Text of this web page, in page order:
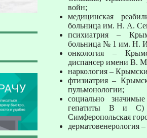
войн;
медицинская
больница им. Н. А.
психиатрия –
больница № 1 им. Н.
онкология –
диспансер имени В.
наркология –
фтизиатрия –
пульмонологии;
социально
гепатиты В и С)
Симферопольская
дерматовенерология